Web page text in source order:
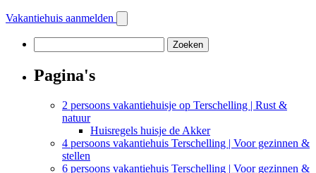
Vakantiehuis aanmelden
naar:
Pagina's
2 persoons vakantiehuisje op Terschelling | Rust &
natuur
Huisregels huisje de Akker
4 persoons vakantiehuis Terschelling | Voor gezinnen &
stellen
6 persoons vakantiehuis Terschelling | Voor gezinnen &